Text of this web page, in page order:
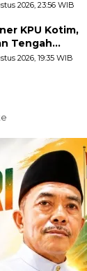
Kemerdekaan RI
Putih
2026, 23:56 WIB
KPU Kotim,
Tengah
Tersangka,
2026, 19:35 WIB